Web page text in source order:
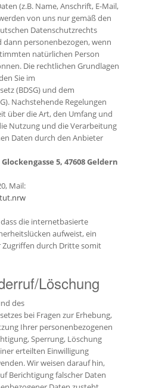
(z.B. Name, Anschrift, E-Mail,
von uns nur gemäß den
Datenschutzrechts
personenbezogen, wenn
natürlichen Person
Die rechtlichen Grundlagen
Sie im
(BDSG) und dem
Nachstehende Regelungen
über die Art, den Umfang und
Nutzung und die Verarbeitung
Daten durch den Anbieter
5, 47608 Geldern
Mail:
die internetbasierte
aufweist, ein
Zugriffen durch Dritte somit
Löschung
des
bei Fragen zur Erhebung,
Ihrer personenbezogenen
Sperrung, Löschung
erteilten Einwilligung
Wir weisen darauf hin,
Berichtigung falscher Daten